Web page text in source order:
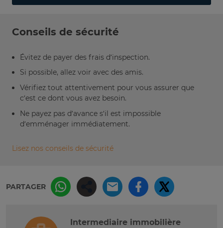
Conseils de sécurité
Évitez de payer des frais d’inspection.
Si possible, allez voir avec des amis.
Vérifiez tout attentivement pour vous assurer que
c’est ce dont vous avez besoin.
Ne payez pas d’avance s’il est impossible
d’emménager immédiatement.
Lisez nos conseils de sécurité
PARTAGER
Intermediaire immobilière